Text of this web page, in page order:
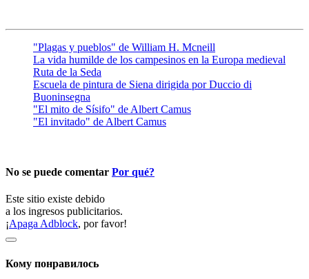
"Plagas y pueblos" de William H. Mcneill
La vida humilde de los campesinos en la Europa medieval
Ruta de la Seda
Escuela de pintura de Siena dirigida por Duccio di
Buoninsegna
"El mito de Sísifo" de Albert Camus
"El invitado" de Albert Camus
No se puede comentar Por qué?
Este sitio existe debido
a los ingresos publicitarios.
¡Apaga Adblock, por favor!
Кому понравилось